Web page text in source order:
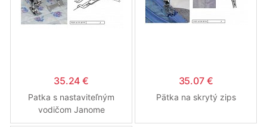
35.24 €
Patka s nastaviteľným
vodičom Janome
35.07 €
Pätka na skrytý zips